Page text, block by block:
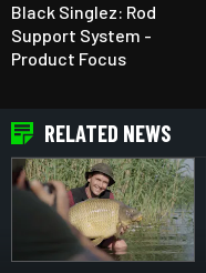
Black Singlez: Rod
Support System -
Product Focus
RELATED NEWS